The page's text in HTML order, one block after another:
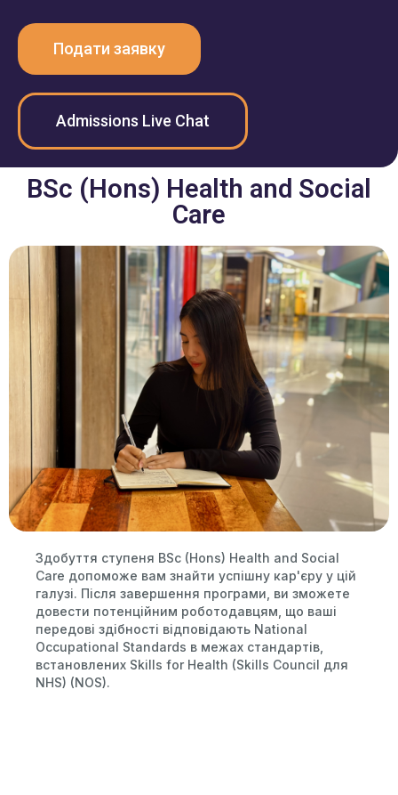
Подати заявку
Admissions Live Chat
BSc (Hons) Health and Social
Care
Здобуття ступеня BSc (Hons) Health and Social
Care допоможе вам знайти успішну кар'єру у цій
галузі. Після завершення програми, ви зможете
довести потенційним роботодавцям, що ваші
передові здібності відповідають National
Occupational Standards в межах стандартів,
встановлених Skills for Health (Skills Council для
NHS) (NOS).